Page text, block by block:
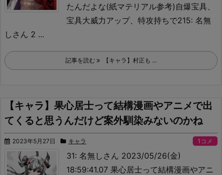
たんだよな(紙マテリアル参考) 自爆宝具、
宝具大威力アップ、特攻持ちで215: 名無
しさん 2 ...
記事を読む 【キャラ】村正も ...
【キャラ】果心居士って結構漫画やアニメで出
てくると思うんだけど案外馴染みないのかね
2023年5月27日 キャラ 1コメ
31: 名無しさん 2023/05/26(金)
18:59:41.07 果心居士って結構漫画やアニ